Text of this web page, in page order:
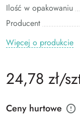
Ilość w opakowaniu
Producent
Więcej o produkcie
24,78 zł/
Ceny hurtowe